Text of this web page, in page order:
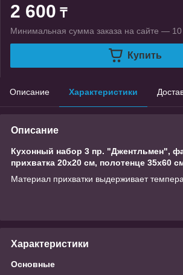
2 600 ₸
Минимальная сумма заказа на сайте —
Купить
Описание Характеристики
Описание
Кухонный набор 3 пр. "Джентльмен",
прихватка 20х20 см, полотенце 35х60
Материал прихватки выдерживает
Характеристики
Основные